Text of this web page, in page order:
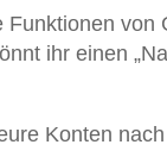
Funktionen von
ihr einen
Konten